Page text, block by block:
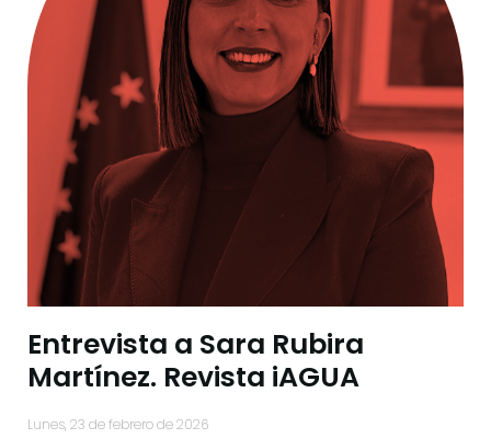
Entrevista a Sara Rubira
Martínez. Revista iAGUA
lunes, 23 de febrero de 2026